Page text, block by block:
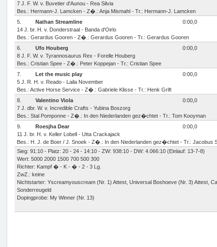
7 J. F. W. v. Buvetier d'Aunou - Rea Silvia
Bes.: Hermann-J. Lamcken - Z�.: Anja Mismahl - Tr.: Hermann-J. Lamcken
5.
Nathan Streamline
0:00,0
14 J. br. H. v. Donderstraal - Banda d'Oirlo
Bes.: Gerardus Gooren - Z�.: Gerardus Gooren - Tr.: Gerardus Gooren
6.
Ufo Houberg
0:00,0
8 J. F. W. v. Tyrannosaurus Rex - Forelle Houberg
Bes.: Cristian Spee - Z�.: Peter Koppejan - Tr.: Cristian Spee
7.
Let the music play
0:00,0
5 J. R. H. v. Reado - Laila November
Bes.: Active Horse Service - Z�.: Gabriele Klisse - Tr.: Henk Grift
8.
Valentino Viola
0:00,0
7 J. dbr. W. v. Incredible Crafts - Yubina Boszorg
Bes.: Stal Pomponne - Z�.: In den Niederlanden gez�chtet - Tr.: Tom Kooyman
9.
Roesjha Dear
0:00,0
11 J. br. H. v. Keller Lobell - Utta Crackajack
Bes.: H. J. de Boer / J. Snoek - Z�.: In den Niederlanden gez�chtet - Tr.: Jacobus
Sieg: 91:10 - Platz: 20 - 24 - 14:10 - ZW: 938:10 - DW: 4.066:10 (Einlauf: 13-7-8)
Wert: 5000 2000 1500 700 500 300
Richter: Kampf � - K - � - 2 - 3 Lg.
ZwZ.: keine
Nichtstarter: Yscreamyouscream (Nr. 1) Attest, Universal Boshoeve (Nr. 3) Attest,
Sonderreugeld
Dopingprobe: My Winner (Nr. 13)